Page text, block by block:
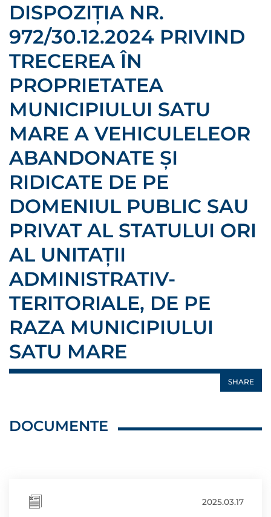
DISPOZIȚIA NR.
972/30.12.2024 PRIVIND
TRECEREA ÎN
PROPRIETATEA
MUNICIPIULUI SATU
MARE A VEHICULELEOR
ABANDONATE ȘI
RIDICATE DE PE
DOMENIUL PUBLIC SAU
PRIVAT AL STATULUI ORI
AL UNITAȚII
ADMINISTRATIV-
TERITORIALE, DE PE
RAZA MUNICIPIULUI
SATU MARE
SHARE
DOCUMENTE
2025.03.17